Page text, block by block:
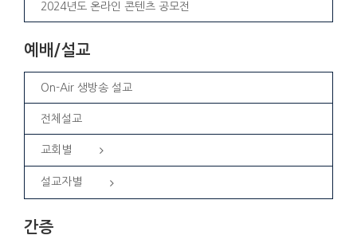
2024년도 온라인 콘텐츠 공모전
예배/설교
On-Air 생방송 설교
전체설교
교회별
설교자별
간증